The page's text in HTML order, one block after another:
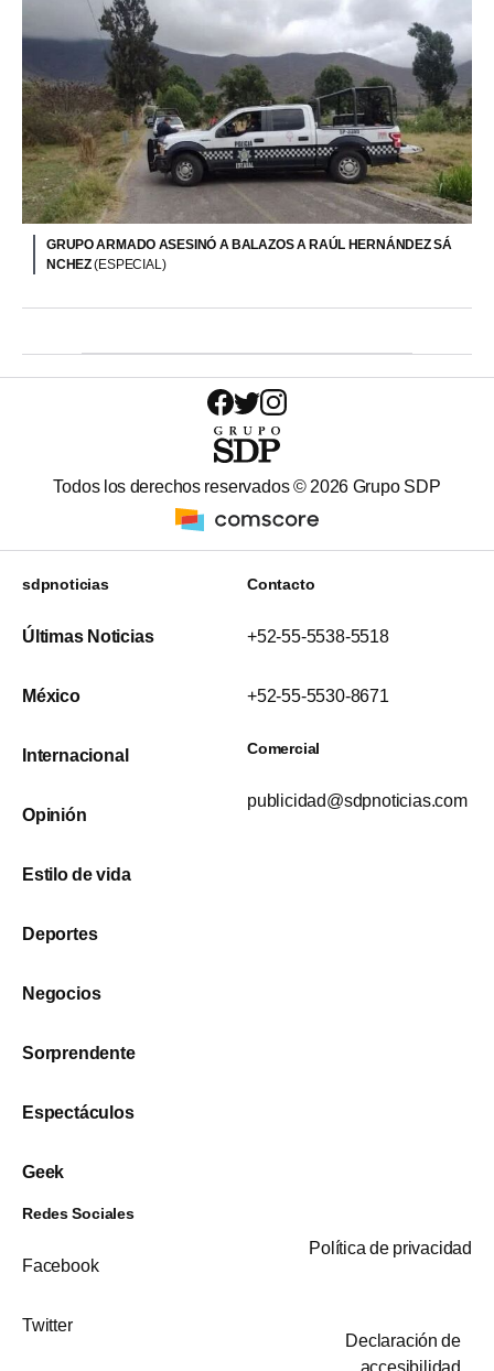
GRUPO ARMADO ASESINÓ A BALAZOS A RAÚL HERNÁNDEZ SÁ
NCHEZ(ESPECIAL)
Todos los derechos reservados © 2026 Grupo SDP
sdpnoticias
Últimas Noticias
México
Internacional
Opinión
Estilo de vida
Deportes
Negocios
Sorprendente
Espectáculos
Geek
Contacto
+52-55-5538-5518
+52-55-5530-8671
Comercial
publicidad@sdpnoticias.com
Redes Sociales
Facebook
Twitter
Política de privacidad
Declaración de
accesibilidad